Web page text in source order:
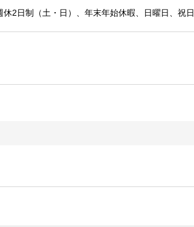
2日制（土・日）、年末年始休暇、日曜日、祝日